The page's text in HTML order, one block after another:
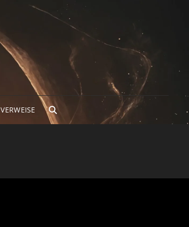
VERWEISE
SEARCH